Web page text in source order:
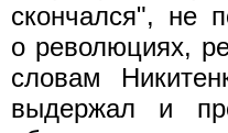
скончался", не
о революциях,
словам
выдержал и